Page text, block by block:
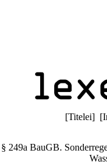
[Titelei] [
§ 249a BauGB.